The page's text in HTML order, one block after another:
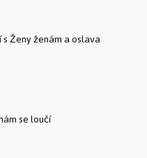
Ženy ženám a oslava
se loučí